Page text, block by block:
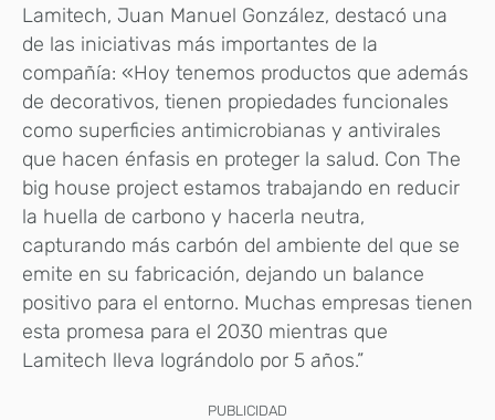
Lamitech, Juan Manuel González, destacó una
de las iniciativas más importantes de la
compañía: «Hoy tenemos productos que además
de decorativos, tienen propiedades funcionales
como superficies antimicrobianas y antivirales
que hacen énfasis en proteger la salud. Con The
big house project estamos trabajando en reducir
la huella de carbono y hacerla neutra,
capturando más carbón del ambiente del que se
emite en su fabricación, dejando un balance
positivo para el entorno. Muchas empresas tienen
esta promesa para el 2030 mientras que
Lamitech lleva lográndolo por 5 años.”
PUBLICIDAD